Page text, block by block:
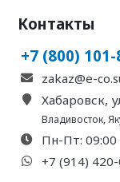
Контакты
+7 (800)
zakaz@e-
Хабаровск,
Владивосток,
Пн-Пт: 09:00
+7 (914)